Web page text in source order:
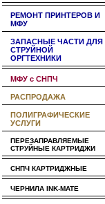
РЕМОНТ ПРИНТЕРОВ И
МФУ
ЗАПАСНЫЕ ЧАСТИ ДЛЯ
СТРУЙНОЙ
ОРГТЕХНИКИ
МФУ с СНПЧ
РАСПРОДАЖА
ПОЛИГРАФИЧЕСКИЕ
УСЛУГИ
ПЕРЕЗАПРАВЛЯЕМЫЕ
СТРУЙНЫЕ КАРТРИДЖИ
СНПЧ КАРТРИДЖНЫЕ
ЧЕРНИЛА INK-MATE